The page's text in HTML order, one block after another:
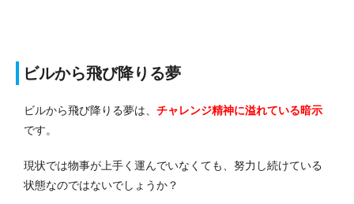
ビルから飛び降りる夢
ビルから飛び降りる夢は、 チャレンジ精神に溢れている暗示
です。
現状では物事が上手く運んでいなくても、努力し続けている
状態なのではないでしょうか？